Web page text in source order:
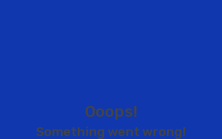
Ooops!
Something went wrong!